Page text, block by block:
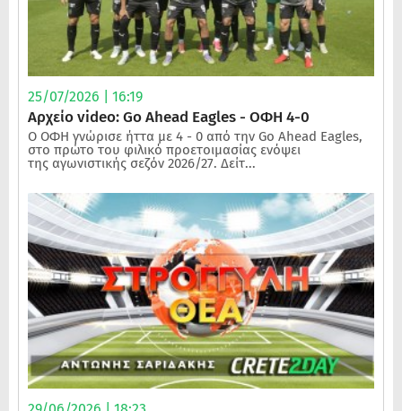
25/07/2026 | 16:19
Αρχείο video: Go Ahead Eagles - ΟΦΗ 4-0
Ο ΟΦΗ γνώρισε ήττα με 4 - 0 από την Go Ahead Eagles,
στο πρώτο του φιλικό προετοιμασίας ενόψει
της αγωνιστικής σεζόν 2026/27. Δείτ...